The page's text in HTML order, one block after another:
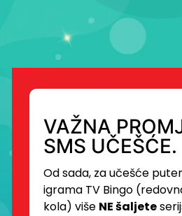
VAŽNA
SMS UČEŠĆE.
Od sada, za učešće
igrama TV Bingo
kola) više NE šaljete